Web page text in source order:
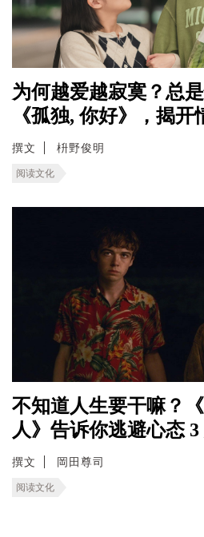
为何越爱越寂寞？总
《孤独, 你好》，揭
撰文 枡野俊明
阅读文化
不知道人生要干嘛？
人》告诉你逃避心态 3
撰文 岡田尊司
阅读文化